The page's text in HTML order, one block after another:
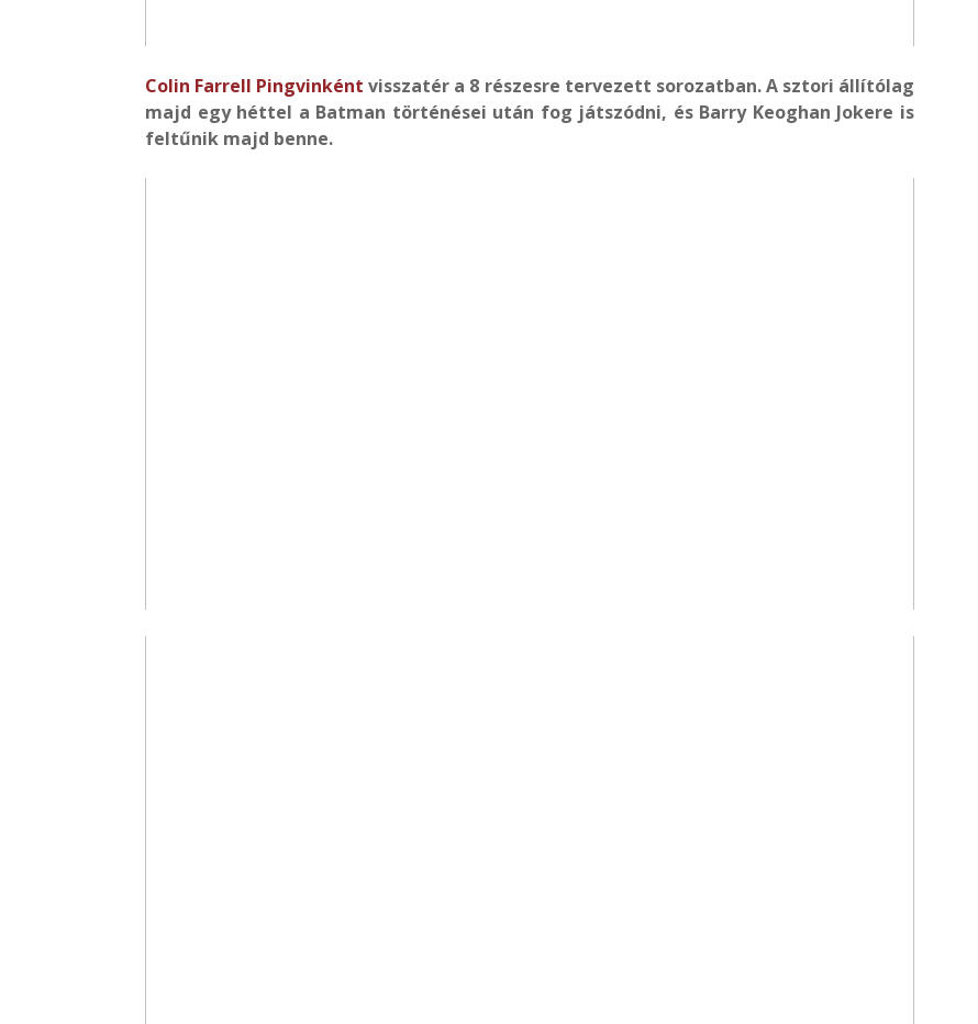
Colin Farrell Pingvinként visszatér a 8 részesre tervezett sorozatban. A sztori állítólag
majd egy héttel a Batman történései után fog játszódni, és Barry Keoghan Jokere is
feltűnik majd benne.